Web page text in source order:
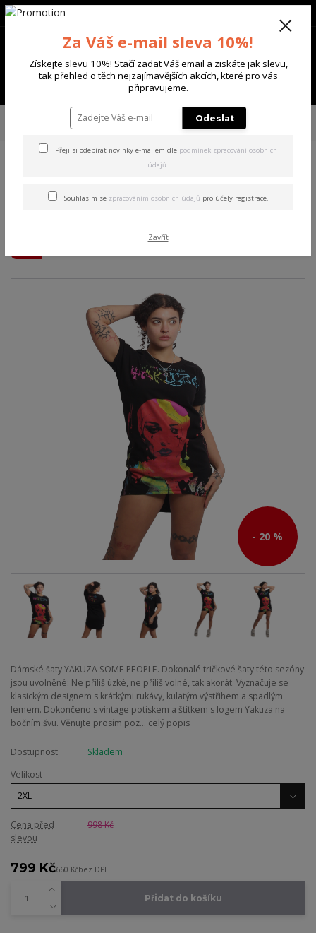
Menu
+420 702 136 620
ŠATY
Yakuza dámské šaty Some People Urban T-Shirt
People Urban T-Shirt Dress
- 20 %
Dámské šaty YAKUZA SOME PEOPLE. Dokonalé tričkové šaty této sezóny
jsou uvolněné: Ne příliš úzké, ne příliš volné, tak akorát. Vyznačuje se
klasickým designem s krátkými rukávy, kulatým výstřihem a spadlým
lemem. Dokončeno s vintage potiskem a štítkem s logem Yakuza na
bočním švu. Věnujte prosím poz... celý popis
Dostupnost
Skladem
Velikost
Cena před
slevou
998 Kč
799 Kč660 Kčbez DPH
Přidat do košíku
Za Váš e-mail sleva 10%!
Získejte slevu 10%! Stačí zadat Váš email a ziskáte jak slevu,
tak přehled o těch nejzajímavějších akcích, které pro vás
připravujeme.
Odeslat
Přeji si odebírat novinky e-mailem dle podmínek zpracování osobních
údajů.
Souhlasím se zpracováním osobních údajů pro účely registrace.
Zavřít